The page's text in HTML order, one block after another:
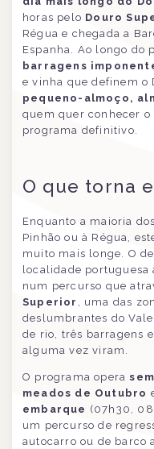
horas pelo Douro
Régua e chegada a
Espanha. Ao longo do
barragens
e vinha que definem o
pequeno-almoço,
quem quer conhecer o
programa definitivo.
O que torna
Enquanto a maioria
Pinhão ou à Régua,
muito mais longe. O
localidade portuguesa
num percurso que
Superior , uma das
deslumbrantes do
de rio, três barragens
alguma vez viram.
O programa opera
meados de Outubro
embarque (07h30,
um percurso de
autocarro ou de barco